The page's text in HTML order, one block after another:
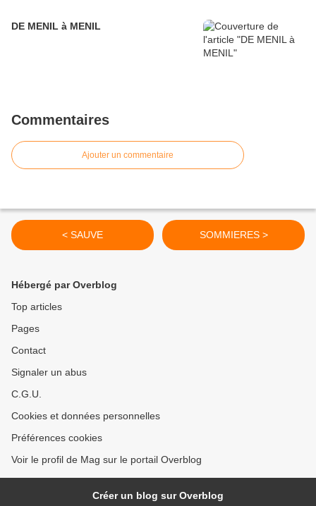
DE MENIL à MENIL
Commentaires
Ajouter un commentaire
< SAUVE SOMMIERES >
Hébergé par Overblog
Top articles
Pages
Contact
Signaler un abus
C.G.U.
Cookies et données personnelles
Préférences cookies
Voir le profil de Mag sur le portail Overblog
Créer un blog sur Overblog